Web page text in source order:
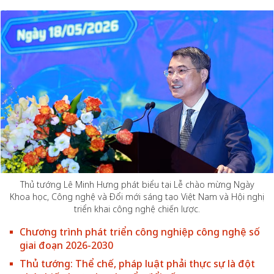
Thủ tướng Lê Minh Hưng phát biểu tại Lễ chào mừng Ngày
Khoa học, Công nghệ và Đổi mới sáng tạo Việt Nam và Hội nghị
triển khai công nghệ chiến lược.
Chương trình phát triển công nghiệp công nghệ số
giai đoạn 2026-2030
Thủ tướng: Thể chế, pháp luật phải thực sự là đột